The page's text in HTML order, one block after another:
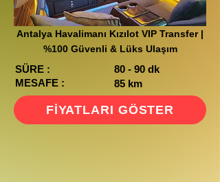
Antalya Havalimanı Kızılot VIP Transfer |
%100 Güvenli & Lüks Ulaşım
SÜRE :
MESAFE :
80 - 90 dk
85 km
FİYATLARI GÖSTER